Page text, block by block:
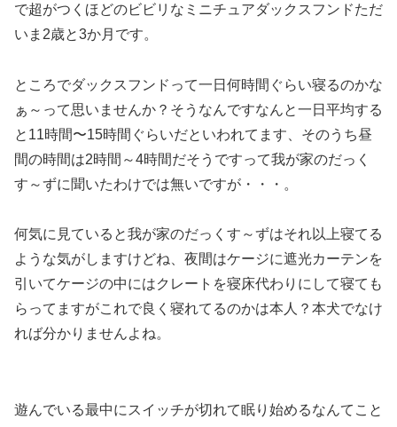
で超がつくほどのビビリなミニチュアダックスフンドただ
いま2歳と3か月です。
ところでダックスフンドって一日何時間ぐらい寝るのかな
ぁ～って思いませんか？そうなんですなんと一日平均する
と11時間〜15時間ぐらいだといわれてます、そのうち昼
間の時間は2時間～4時間だそうですって我が家のだっく
す～ずに聞いたわけでは無いですが・・・。
何気に見ていると我が家のだっくす～ずはそれ以上寝てる
ような気がしますけどね、夜間はケージに遮光カーテンを
引いてケージの中にはクレートを寝床代わりにして寝ても
らってますがこれで良く寝れてるのかは本人？本犬でなけ
れば分かりませんよね。
遊んでいる最中にスイッチが切れて眠り始めるなんてこと